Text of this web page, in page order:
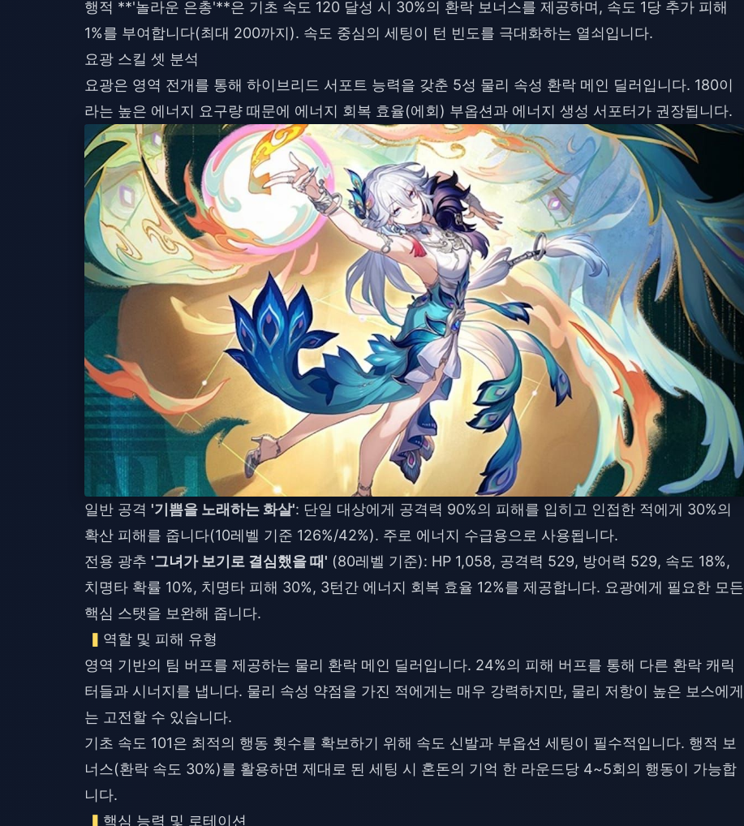
행적 **'놀라운 은총'**은 기초 속도 120 달성 시 30%의 환락 보너스를 제공하며, 속도 1당 추가 피해
1%를 부여합니다(최대 200까지). 속도 중심의 세팅이 턴 빈도를 극대화하는 열쇠입니다.
요광 스킬 셋 분석
요광은 영역 전개를 통해 하이브리드 서포트 능력을 갖춘 5성 물리 속성 환락 메인 딜러입니다. 180이
라는 높은 에너지 요구량 때문에 에너지 회복 효율(에회) 부옵션과 에너지 생성 서포터가 권장됩니다.
일반 공격 '기쁨을 노래하는 화살': 단일 대상에게 공격력 90%의 피해를 입히고 인접한 적에게 30%의
확산 피해를 줍니다(10레벨 기준 126%/42%). 주로 에너지 수급용으로 사용됩니다.
전용 광추 '그녀가 보기로 결심했을 때' (80레벨 기준): HP 1,058, 공격력 529, 방어력 529, 속도 18%,
치명타 확률 10%, 치명타 피해 30%, 3턴간 에너지 회복 효율 12%를 제공합니다. 요광에게 필요한 모든
핵심 스탯을 보완해 줍니다.
역할 및 피해 유형
영역 기반의 팀 버프를 제공하는 물리 환락 메인 딜러입니다. 24%의 피해 버프를 통해 다른 환락 캐릭
터들과 시너지를 냅니다. 물리 속성 약점을 가진 적에게는 매우 강력하지만, 물리 저항이 높은 보스에게
는 고전할 수 있습니다.
기초 속도 101은 최적의 행동 횟수를 확보하기 위해 속도 신발과 부옵션 세팅이 필수적입니다. 행적 보
너스(환락 속도 30%)를 활용하면 제대로 된 세팅 시 혼돈의 기억 한 라운드당 4~5회의 행동이 가능합
니다.
핵심 능력 및 로테이션